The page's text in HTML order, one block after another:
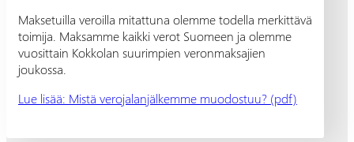
Maksetuilla veroilla mitattuna olemme todella merkittävä
toimija. Maksamme kaikki verot Suomeen ja olemme
vuosittain Kokkolan suurimpien veronmaksajien
joukossa.
Lue lisää: Mistä verojalanjälkemme muodostuu? (pdf)